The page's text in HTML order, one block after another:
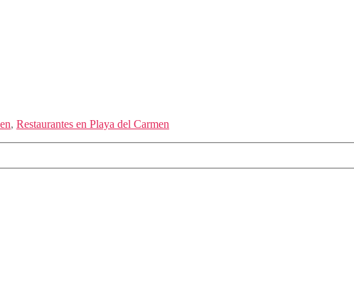
, Restaurantes en Playa del Carmen